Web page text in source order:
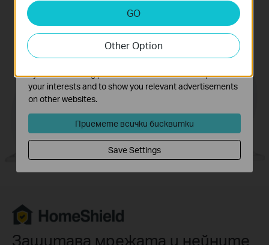
Защитава мрежата и нейните
GO
Other Option
Analysis and Marketing Cookies
Analysis cookies enable us to analyze your activities on
our website in order to improve and adapt the
functionality of our website.
The marketing cookies can be set through our website
by our advertising partners in order to create a profile of
your interests and to show you relevant advertisements
on other websites.
Приемете всички бисквитки
Save Settings